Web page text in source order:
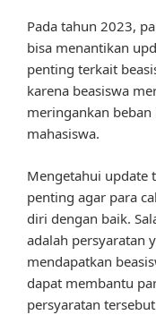
Pada tahun 2023,
bisa menantikan
penting terkait
karena beasiswa
meringankan
mahasiswa.
Mengetahui update
penting agar para
diri dengan baik.
adalah persyaratan
mendapatkan
dapat membantu
persyaratan